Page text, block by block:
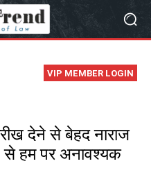
VIP MEMBER LOGIN
देने से बेहद नाराज
से हम पर अनावश्यक